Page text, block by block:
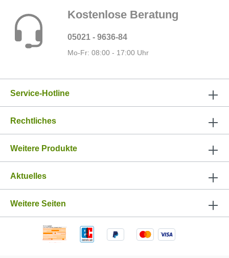
Kostenlose Beratung
05021 - 9636-84
Mo-Fr: 08:00 - 17:00 Uhr
Service-Hotline
Rechtliches
Weitere Produkte
Aktuelles
Weitere Seiten